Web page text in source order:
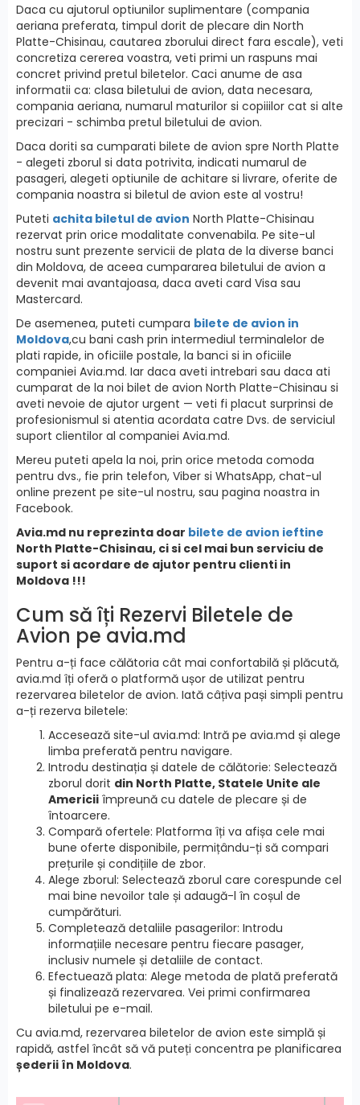
Daca cu ajutorul optiunilor suplimentare (compania
aeriana preferata, timpul dorit de plecare din North
Platte-Chisinau, cautarea zborului direct fara escale), veti
concretiza cererea voastra, veti primi un raspuns mai
concret privind pretul biletelor. Caci anume de asa
informatii ca: clasa biletului de avion, data necesara,
compania aeriana, numarul maturilor si copiiilor cat si alte
precizari - schimba pretul biletului de avion.
Daca doriti sa cumparati bilete de avion spre North Platte
- alegeti zborul si data potrivita, indicati numarul de
pasageri, alegeti optiunile de achitare si livrare, oferite de
compania noastra si biletul de avion este al vostru!
Puteti achita biletul de avion North Platte-Chisinau
rezervat prin orice modalitate convenabila. Pe site-ul
nostru sunt prezente servicii de plata de la diverse banci
din Moldova, de aceea cumpararea biletului de avion a
devenit mai avantajoasa, daca aveti card Visa sau
Mastercard.
De asemenea, puteti cumpara bilete de avion in
Moldova,cu bani cash prin intermediul terminalelor de
plati rapide, in oficiile postale, la banci si in oficiile
companiei Avia.md. Iar daca aveti intrebari sau daca ati
cumparat de la noi bilet de avion North Platte-Chisinau si
aveti nevoie de ajutor urgent — veti fi placut surprinsi de
profesionismul si atentia acordata catre Dvs. de serviciul
suport clientilor al companiei Avia.md.
Mereu puteti apela la noi, prin orice metoda comoda
pentru dvs., fie prin telefon, Viber si WhatsApp, chat-ul
online prezent pe site-ul nostru, sau pagina noastra in
Facebook.
Avia.md nu reprezinta doar bilete de avion ieftine
North Platte-Chisinau, ci si cel mai bun serviciu de
suport si acordare de ajutor pentru clienti in
Moldova !!!
Cum să îți Rezervi Biletele de
Avion pe avia.md
Pentru a-ți face călătoria cât mai confortabilă și plăcută,
avia.md îți oferă o platformă ușor de utilizat pentru
rezervarea biletelor de avion. Iată câțiva pași simpli pentru
a-ți rezerva biletele:
Accesează site-ul avia.md: Intră pe avia.md și alege
limba preferată pentru navigare.
Introdu destinația și datele de călătorie: Selectează
zborul dorit din North Platte, Statele Unite ale
Americii împreună cu datele de plecare și de
întoarcere.
Compară ofertele: Platforma îți va afișa cele mai
bune oferte disponibile, permițându-ți să compari
prețurile și condițiile de zbor.
Alege zborul: Selectează zborul care corespunde cel
mai bine nevoilor tale și adaugă-l în coșul de
cumpărături.
Completează detaliile pasagerilor: Introdu
informațiile necesare pentru fiecare pasager,
inclusiv numele și detaliile de contact.
Efectuează plata: Alege metoda de plată preferată
și finalizează rezervarea. Vei primi confirmarea
biletului pe e-mail.
Cu avia.md, rezervarea biletelor de avion este simplă și
rapidă, astfel încât să vă puteți concentra pe planificarea
șederii în Moldova.